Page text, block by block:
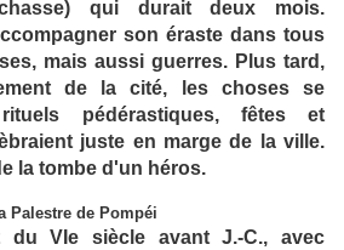
qui durait deux mois.
son éraste dans tous
mais aussi guerres. Plus tard,
de la cité, les choses se
pédérastiques, fêtes et
juste en marge de la ville.
la tombe d'un héros.
Palestre de Pompéi
VIe siècle avant J.-C., avec